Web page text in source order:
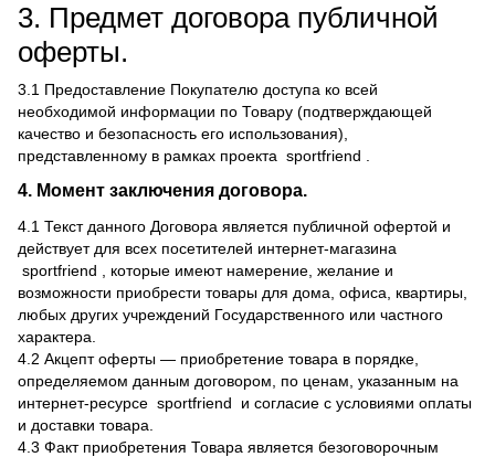
3. Предмет договора публичной
оферты.
3.1 Предоставление Покупателю доступа ко всей
необходимой информации по Товару (подтверждающей
качество и безопасность его использования),
представленному в рамках проекта sportfriend .
4. Момент заключения договора.
4.1 Текст данного Договора является публичной офертой и
действует для всех посетителей интернет-магазина
sportfriend , которые имеют намерение, желание и
возможности приобрести товары для дома, офиса, квартиры,
любых других учреждений Государственного или частного
характера.
4.2 Акцепт оферты — приобретение товара в порядке,
определяемом данным договором, по ценам, указанным на
интернет-ресурсе sportfriend и согласие с условиями оплаты
и доставки товара.
4.3 Факт приобретения Товара является безоговорочным